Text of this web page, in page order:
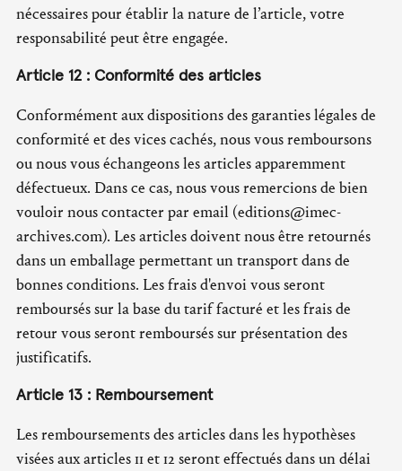
nécessaires pour établir la nature de l’article, votre
responsabilité peut être engagée.
Article 12 : Conformité des articles
Conformément aux dispositions des garanties légales de
conformité et des vices cachés, nous vous remboursons
ou nous vous échangeons les articles apparemment
défectueux. Dans ce cas, nous vous remercions de bien
vouloir nous contacter par email (editions@imec-
archives.com). Les articles doivent nous être retournés
dans un emballage permettant un transport dans de
bonnes conditions. Les frais d'envoi vous seront
remboursés sur la base du tarif facturé et les frais de
retour vous seront remboursés sur présentation des
justificatifs.
Article 13 : Remboursement
Les remboursements des articles dans les hypothèses
visées aux articles 11 et 12 seront effectués dans un délai